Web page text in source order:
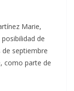
Marie,
de
septiembre
como parte de